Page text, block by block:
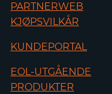
PARTNERWEB
KJØPSVILKÅR
KUNDEPORTAL
EOL-UTGÅENDE
PRODUKTER